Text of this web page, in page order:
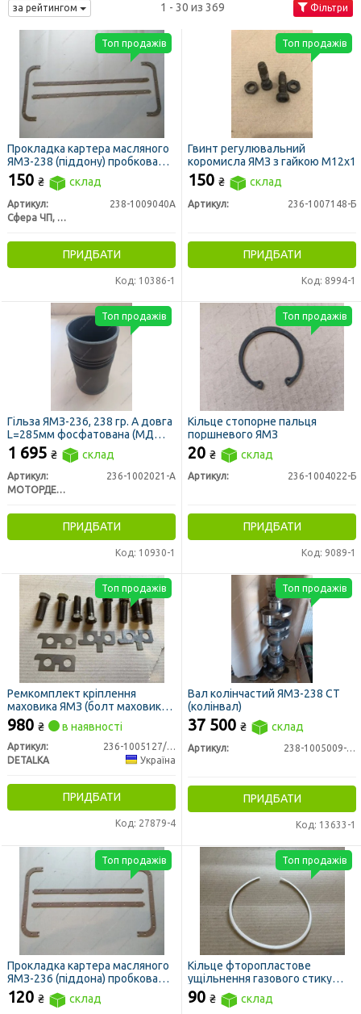
за рейтингом 1 - 30 из 369 Фільтри
Прокладка картера масляного
ЯМЗ-238 (піддону) пробкова
(вир-во України)
150 ₴ склад
Артикул:
238-1009040А
Сфера ЧП, Украина
ПРИДБАТИ
Код: 10386-1
Топ продажів
Гвинт регулювальний
коромисла ЯМЗ з гайкою М12х1
150 ₴ склад
Артикул: 236-1007148-Б
ПРИДБАТИ
Код: 8994-1
Топ продажів
Гільза ЯМЗ-236, 238 гр. А довга
L=285мм фосфатована (МД
Конотоп)
1 695 ₴ склад
Артикул:
236-1002021-А
МОТОРДЕТАЛЬ г. Конотоп
ПРИДБАТИ
Код: 10930-1
Топ продажів
Кільце стопорне пальця
поршневого ЯМЗ
20 ₴ склад
Артикул: 236-1004022-Б
ПРИДБАТИ
Код: 9089-1
Топ продажів
Ремкомплект кріплення
маховика ЯМЗ (болт маховика
8шт, пластина ліва+права по
2шт) (DETALKA)
980 ₴ в наявності
Артикул:
236-1005127/8/9
DETALKA
Україна
ПРИДБАТИ
Код: 27879-4
Топ продажів
Вал колінчастий ЯМЗ-238 СТ
(колінвал)
37 500 ₴ склад
Артикул: 238-1005009-Г3
ПРИДБАТИ
Код: 13633-1
Топ продажів
Прокладка картера масляного
ЯМЗ-236 (піддона) пробкова
(вир-во Україна)
120 ₴ склад
Топ продажів
Кільце фторопластове
ущільнення газового стику
(гільзи) СМД, ЯМЗ
90 ₴ склад
Топ продажів